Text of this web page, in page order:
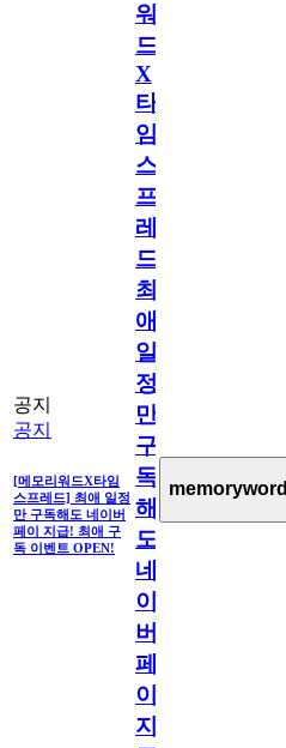
공지
공지
[메모리워드X타임
스프레드] 최애 일정
만 구독해도 네이버
페이 지급! 최애 구
독 이벤트 OPEN!
워
드
X
타
임
스
프
레
드]
최
애
일
정
만
구
독
해
도
네
이
버
페
이
지
memoryword